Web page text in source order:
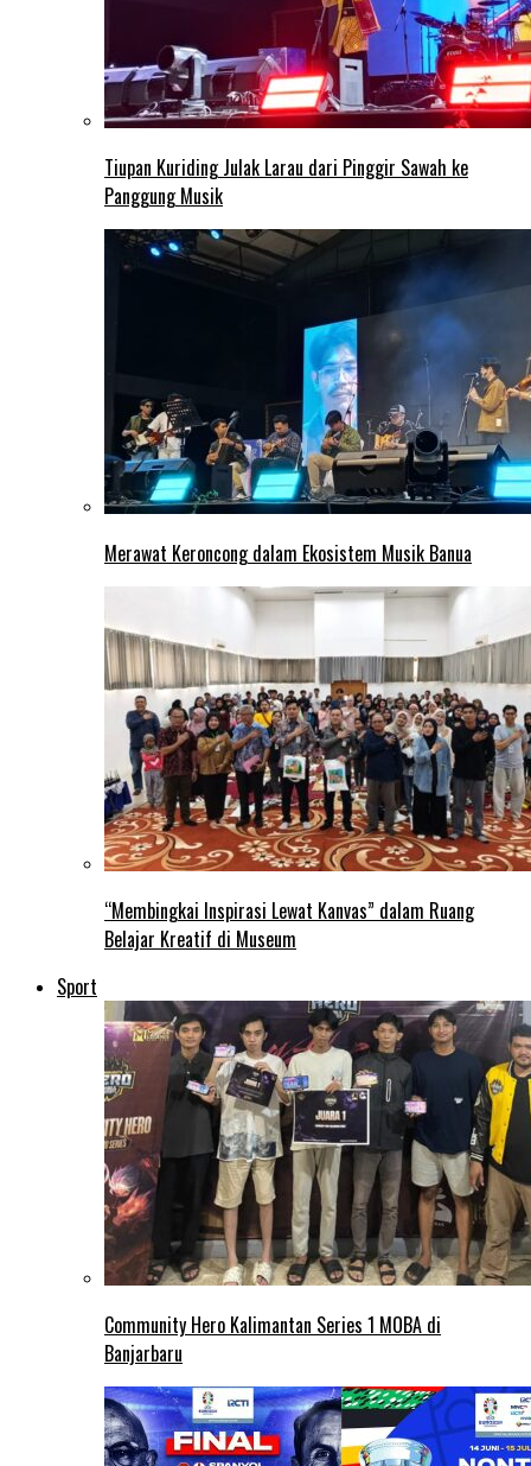
Tiupan Kuriding Julak Larau dari Pinggir Sawah ke
Panggung Musik
Merawat Keroncong dalam Ekosistem Musik Banua
“Membingkai Inspirasi Lewat Kanvas” dalam Ruang
Belajar Kreatif di Museum
Sport
Community Hero Kalimantan Series 1 MOBA di
Banjarbaru